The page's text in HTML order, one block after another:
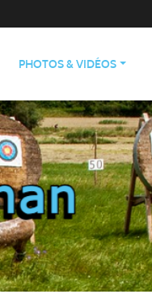
PHOTOS & VIDÉOS